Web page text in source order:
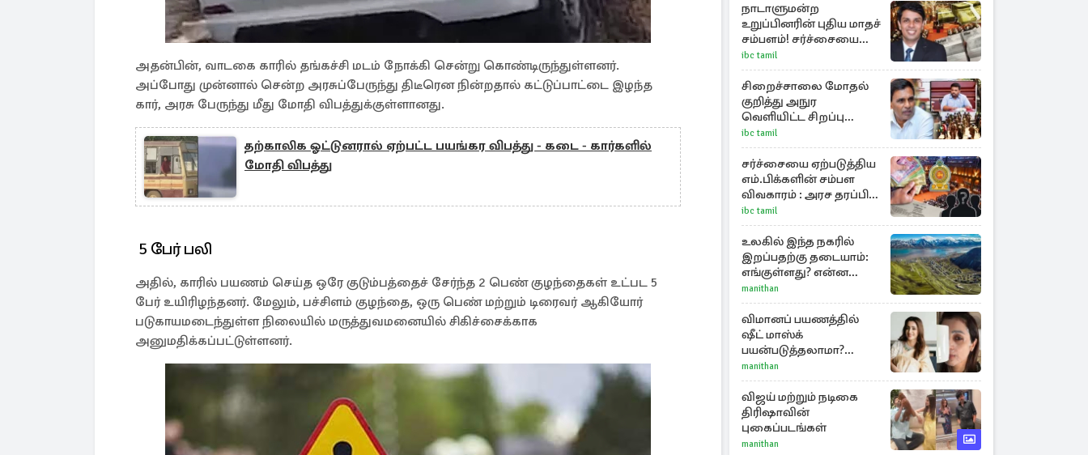
அதன்பின், வாடகை காரில் தங்கச்சி மடம் நோக்கி சென்று கொண்டிருந்துள்ளனர்.
அப்போது முன்னால் சென்ற அரசுப்பேருந்து திடீரென நின்றதால் கட்டுப்பாட்டை இழந்த
கார், அரசு பேருந்து மீது மோதி விபத்துக்குள்ளானது.
தற்காலிக ஓட்டுனரால் ஏற்பட்ட பயங்கர விபத்து - கடை - கார்களில்
மோதி விபத்து
5 பேர் பலி
அதில், காரில் பயணம் செய்த ஒரே குடும்பத்தைச் சேர்ந்த 2 பெண் குழந்தைகள் உட்பட 5
பேர் உயிரிழந்தனர். மேலும், பச்சிளம் குழந்தை, ஒரு பெண் மற்றும் டிரைவர் ஆகியோர்
படுகாயமடைந்துள்ள நிலையில் மருத்துவமனையில் சிகிச்சைக்காக
அனுமதிக்கப்பட்டுள்ளனர்.
நாடாளுமன்ற
உறுப்பினரின் புதிய மாதச்
சம்பளம்! சர்ச்சையை
கிளப்பிய அர்ச்சுனாவின்
அறிக்கை
ibc tamil
சிறைச்சாலை மோதல்
குறித்து அநுர
வெளியிட்ட சிறப்பு
அறிக்கை
ibc tamil
சர்ச்சையை ஏற்படுத்திய
எம்.பிக்களின் சம்பள
விவகாரம் : அரச தரப்பின்
அறிவிப்பு
ibc tamil
உலகில் இந்த நகரில்
இறப்பதற்கு தடையாம்:
எங்குள்ளது? என்ன
காரணம் தெரியுமா?
manithan
விமானப் பயணத்தில்
ஷீட் மாஸ்க்
பயன்படுத்தலாமா?
திரிஷாவின் வைரல்
செல்ஃபிக்கு மருத்துவர்
விளக்கம்
manithan
விஜய் மற்றும் நடிகை
திரிஷாவின்
புகைப்படங்கள்
manithan